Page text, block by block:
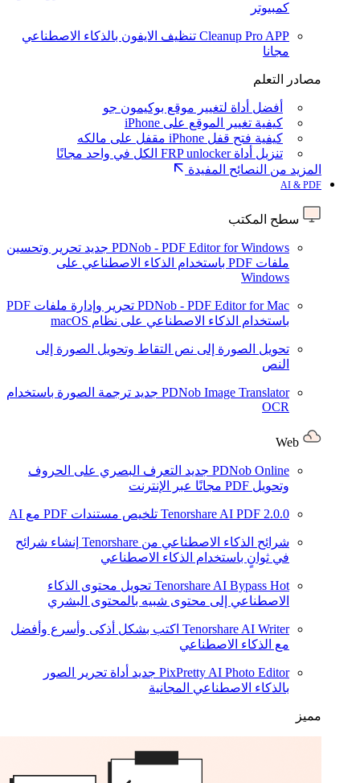
كمبيوتر
Cleanup Pro APP تنظيف الايفون بالذكاء الاصطناعي
مجانا
مصادر التعلم
أفضل أداة لتغيير موقع بوكيمون جو
كيفية تغيير الموقع على iPhone
كيفية فتح قفل iPhone مقفل على مالكه
تنزيل أداة FRP unlocker الكل في واحد مجانًا
المزيد من النصائح المفيدة
AI & PDF
سطح المكتب
PDNob - PDF Editor for Windows جديد تحرير وتحسين
ملفات PDF باستخدام الذكاء الاصطناعي على
Windows
PDNob - PDF Editor for Mac
تحرير وإدارة ملفات PDF
باستخدام الذكاء الاصطناعي على نظام macOS
تحويل الصورة إلى نص التقاط وتحويل الصورة إلى
النص
PDNob Image Translator جديد ترجمة الصورة باستخدام
OCR
PDNob Online جديد التعرف البصري على الحروف
وتحويل PDF مجانًا عبر الإنترنت
Tenorshare AI PDF 2.0.0 تلخيص مستندات PDF مع AI
شرائح الذكاء الاصطناعي من Tenorshare
إنشاء شرائح
في ثوانٍ باستخدام الذكاء الاصطناعي
Tenorshare AI Bypass Hot
تحويل محتوى الذكاء
الاصطناعي إلى محتوى شبيه بالمحتوى البشري
Tenorshare AI Writer اكتب بشكل أذكى وأسرع وأفضل
مع الذكاء الاصطناعي
PixPretty AI Photo Editor جديد أداة تحرير الصور
بالذكاء الاصطناعي المجانية
مميز